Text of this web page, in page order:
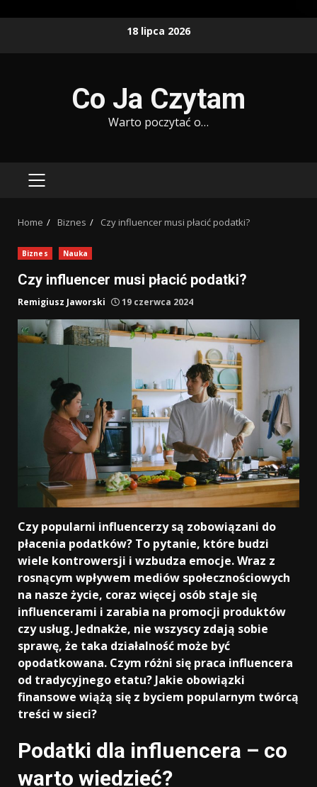
18 lipca 2026
Co Ja Czytam
Warto poczytać o…
PRIMARY
Home Biznes Czy influencer musi płacić podatki?
Biznes Nauka
Czy influencer musi płacić podatki?
Remigiusz Jaworski 19 czerwca 2024
Czy popularni influencerzy są zobowiązani do
płacenia podatków? To pytanie, które budzi
wiele kontrowersji i wzbudza emocje. Wraz z
rosnącym wpływem mediów społecznościowych
na nasze życie, coraz więcej osób staje się
influencerami i zarabia na promocji produktów
czy usług. Jednakże, nie wszyscy zdają sobie
sprawę, że taka działalność może być
opodatkowana. Czym różni się praca influencera
od tradycyjnego etatu? Jakie obowiązki
finansowe wiążą się z byciem popularnym twórcą
treści w sieci?
Podatki dla influencera – co
warto wiedzieć?